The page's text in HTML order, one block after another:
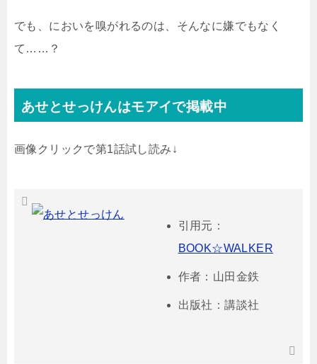
でも、においを嗅がれるのは、そんなに嫌でもなく
て……？
あせとせっけんはモアイで掲載中
画像クリックで第1話試し読み↓
引用元：
BOOK☆WALKER
作者：山田金鉄
出版社：講談社